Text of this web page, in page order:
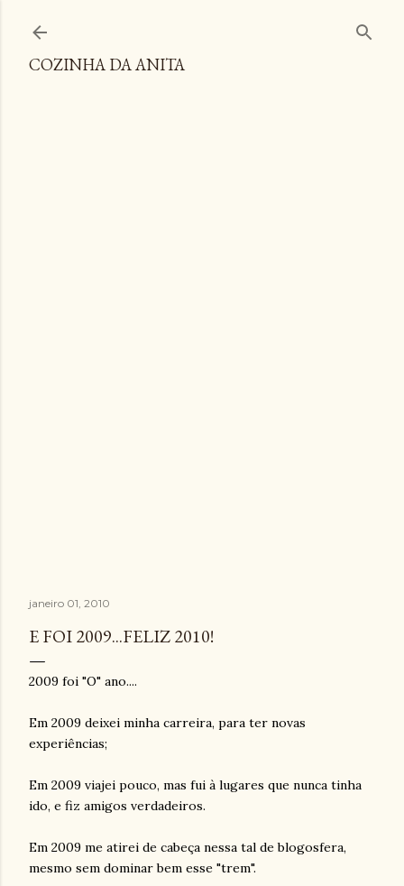
COZINHA DA ANITA
janeiro 01, 2010
E FOI 2009...FELIZ 2010!
2009 foi "O" ano....
Em 2009 deixei minha carreira, para ter novas
experiências;
Em 2009 viajei pouco, mas fui à lugares que nunca tinha
ido, e fiz amigos verdadeiros.
Em 2009 me atirei de cabeça nessa tal de blogosfera,
mesmo sem dominar bem esse "trem".